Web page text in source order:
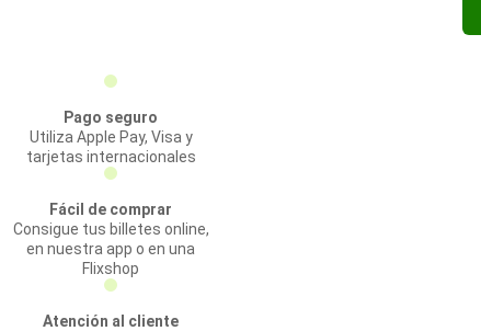
Pago seguro
Utiliza Apple Pay, Visa y
tarjetas internacionales
Fácil de comprar
Consigue tus billetes online,
en nuestra app o en una
Flixshop
Atención al cliente